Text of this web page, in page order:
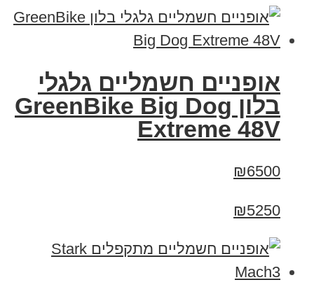
אופניים חשמליים גלגלי
בלון GreenBike Big Dog
Extreme 48V
₪6500
₪5250